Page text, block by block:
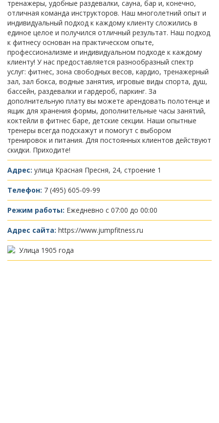
тренажеры, удобные раздевалки, сауна, бар и, конечно,
отличная команда инструкторов. Наш многолетний опыт и
индивидуальный подход к каждому клиенту сложились в
единое целое и получился отличный результат. Наш подход
к фитнесу основан на практическом опыте,
профессионализме и индивидуальном подходе к каждому
клиенту! У нас предоставляется разнообразный спектр
услуг: фитнес, зона свободных весов, кардио, тренажерный
зал, зал бокса, водные занятия, игровые виды спорта, душ,
бассейн, раздевалки и гардероб, паркинг. За
дополнительную плату вы можете арендовать полотенце и
ящик для хранения формы, дополнительные часы занятий,
коктейли в фитнес баре, детские секции. Наши опытные
тренеры всегда подскажут и помогут с выбором
тренировок и питания. Для постоянных клиентов действуют
скидки. Приходите!
Адрес: улица Красная Пресня, 24, строение 1
Телефон: 7 (495) 605-09-99
Режим работы: Ежедневно с 07:00 до 00:00
Адрес сайта: https://www.jumpfitness.ru
Улица 1905 года